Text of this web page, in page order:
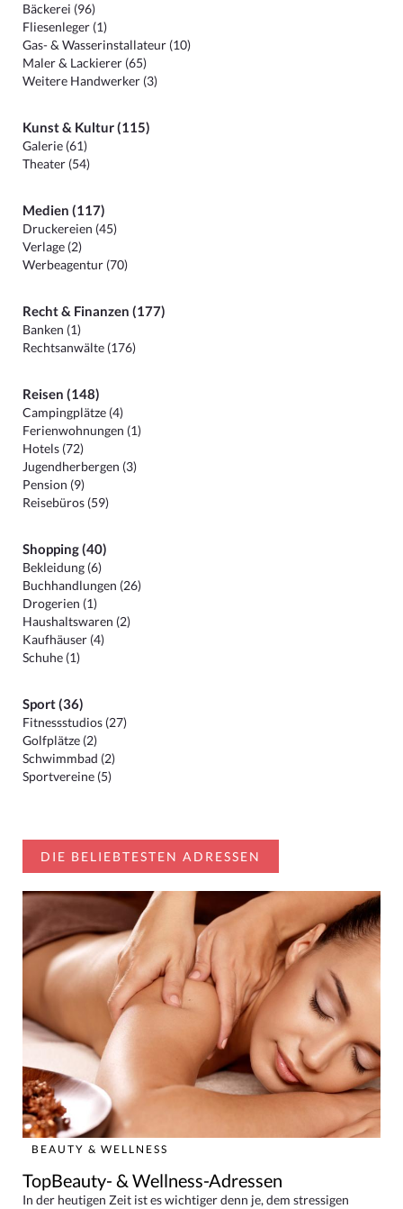
Bäckerei (96)
Fliesenleger (1)
Gas- & Wasserinstallateur (10)
Maler & Lackierer (65)
Weitere Handwerker (3)
Kunst & Kultur (115)
Galerie (61)
Theater (54)
Medien (117)
Druckereien (45)
Verlage (2)
Werbeagentur (70)
Recht & Finanzen (177)
Banken (1)
Rechtsanwälte (176)
Reisen (148)
Campingplätze (4)
Ferienwohnungen (1)
Hotels (72)
Jugendherbergen (3)
Pension (9)
Reisebüros (59)
Shopping (40)
Bekleidung (6)
Buchhandlungen (26)
Drogerien (1)
Haushaltswaren (2)
Kaufhäuser (4)
Schuhe (1)
Sport (36)
Fitnessstudios (27)
Golfplätze (2)
Schwimmbad (2)
Sportvereine (5)
DIE BELIEBTESTEN ADRESSEN
BEAUTY & WELLNESS
TopBeauty- & Wellness-Adressen
In der heutigen Zeit ist es wichtiger denn je, dem stressigen